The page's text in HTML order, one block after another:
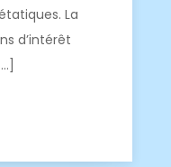
La
d’intérêt